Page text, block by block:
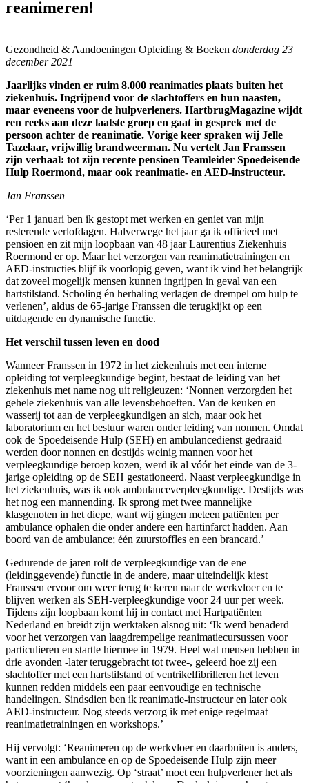
reanimeren!
Gezondheid & Aandoeningen Opleiding & Boeken donderdag 23
december 2021
Jaarlijks vinden er ruim 8.000 reanimaties plaats buiten het
ziekenhuis. Ingrijpend voor de slachtoffers en hun naasten,
maar eveneens voor de hulpverleners. HartbrugMagazine wijdt
een reeks aan deze laatste groep en gaat in gesprek met de
persoon achter de reanimatie. Vorige keer spraken wij Jelle
Tazelaar, vrijwillig brandweerman. Nu vertelt Jan Franssen
zijn verhaal: tot zijn recente pensioen Teamleider Spoedeisende
Hulp Roermond, maar ook reanimatie- en AED-instructeur.
Jan Franssen
‘Per 1 januari ben ik gestopt met werken en geniet van mijn
resterende verlofdagen. Halverwege het jaar ga ik officieel met
pensioen en zit mijn loopbaan van 48 jaar Laurentius Ziekenhuis
Roermond er op. Maar het verzorgen van reanimatietrainingen en
AED-instructies blijf ik voorlopig geven, want ik vind het belangrijk
dat zoveel mogelijk mensen kunnen ingrijpen in geval van een
hartstilstand. Scholing én herhaling verlagen de drempel om hulp te
verlenen’, aldus de 65-jarige Franssen die terugkijkt op een
uitdagende en dynamische functie.
Het verschil tussen leven en dood
Wanneer Franssen in 1972 in het ziekenhuis met een interne
opleiding tot verpleegkundige begint, bestaat de leiding van het
ziekenhuis met name nog uit religieuzen: ‘Nonnen verzorgden het
gehele ziekenhuis van alle levensbehoeften. Van de keuken en
wasserij tot aan de verpleegkundigen an sich, maar ook het
laboratorium en het bestuur waren onder leiding van nonnen. Omdat
ook de Spoedeisende Hulp (SEH) en ambulancedienst gedraaid
werden door nonnen en destijds weinig mannen voor het
verpleegkundige beroep kozen, werd ik al vóór het einde van de 3-
jarige opleiding op de SEH gestationeerd. Naast verpleegkundige in
het ziekenhuis, was ik ook ambulanceverpleegkundige. Destijds was
het nog een mannending. Ik sprong met twee mannelijke
klasgenoten in het diepe, want wij gingen meteen patiënten per
ambulance ophalen die onder andere een hartinfarct hadden. Aan
boord van de ambulance; één zuurstoffles en een brancard.’
Gedurende de jaren rolt de verpleegkundige van de ene
(leidinggevende) functie in de andere, maar uiteindelijk kiest
Franssen ervoor om weer terug te keren naar de werkvloer en te
blijven werken als SEH-verpleegkundige voor 24 uur per week.
Tijdens zijn loopbaan komt hij in contact met Hartpatiënten
Nederland en breidt zijn werktaken alsnog uit: ‘Ik werd benaderd
voor het verzorgen van laagdrempelige reanimatiecursussen voor
particulieren en startte hiermee in 1979. Heel wat mensen hebben in
drie avonden -later teruggebracht tot twee-, geleerd hoe zij een
slachtoffer met een hartstilstand of ventrikelfibrilleren het leven
kunnen redden middels een paar eenvoudige en technische
handelingen. Sindsdien ben ik reanimatie-instructeur en later ook
AED-instructeur. Nog steeds verzorg ik met enige regelmaat
reanimatietrainingen en workshops.’
Hij vervolgt: ‘Reanimeren op de werkvloer en daarbuiten is anders,
want in een ambulance en op de Spoedeisende Hulp zijn meer
voorzieningen aanwezig. Op ‘straat’ moet een hulpverlener het als